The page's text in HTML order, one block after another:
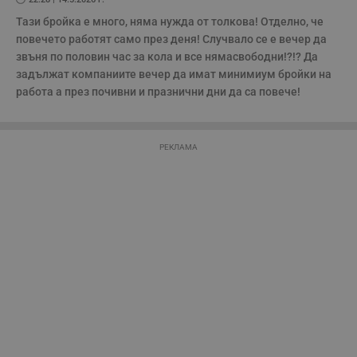
Тази бройка е много, няма нужда от толкова! Отделно, че
повечето работят само през деня! Случвало се е вечер да
звъня по половин час за кола и все нямасвободни!?!? Да
задължат компаниите вечер да имат минимиум бройки на
работа а през почивни и празнични дни да са повече!
РЕКЛАМА
бисквитки.
Доставчик
Валиден
до
__RequestVerificationToken
Microsoft
Corporation
Сесия